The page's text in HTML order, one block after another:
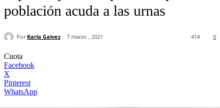
población acuda a las urnas
Por Karla Galvez 7 marzo , 2021 0
414
Cuota
Facebook
X
Pinterest
WhatsApp